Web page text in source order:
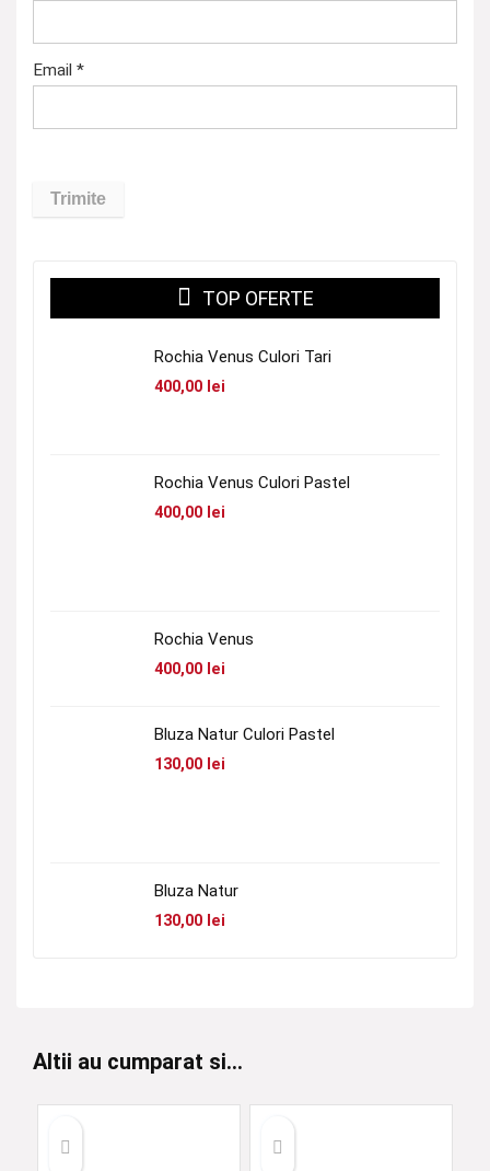
Email *
TOP OFERTE
Rochia Venus Culori Tari
400,00 lei
Rochia Venus Culori Pastel
400,00 lei
Rochia Venus
400,00 lei
Bluza Natur Culori Pastel
130,00 lei
Bluza Natur
130,00 lei
Altii au cumparat si...